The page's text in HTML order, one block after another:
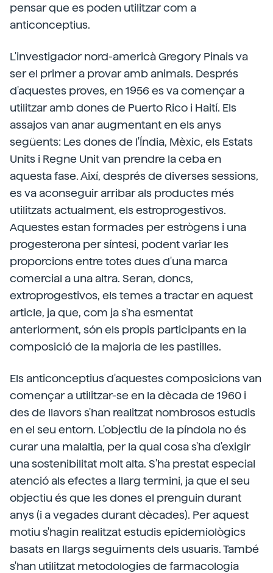
pensar que es poden utilitzar com a
anticonceptius.
L'investigador nord-americà Gregory Pinais va
ser el primer a provar amb animals. Després
d'aquestes proves, en 1956 es va començar a
utilitzar amb dones de Puerto Rico i Haití. Els
assajos van anar augmentant en els anys
següents: Les dones de l'Índia, Mèxic, els Estats
Units i Regne Unit van prendre la ceba en
aquesta fase. Així, després de diverses sessions,
es va aconseguir arribar als productes més
utilitzats actualment, els estroprogestivos.
Aquestes estan formades per estrògens i una
progesterona per síntesi, podent variar les
proporcions entre totes dues d'una marca
comercial a una altra. Seran, doncs,
extroprogestivos, els temes a tractar en aquest
article, ja que, com ja s'ha esmentat
anteriorment, són els propis participants en la
composició de la majoria de les pastilles.
Els anticonceptius d'aquestes composicions van
començar a utilitzar-se en la dècada de 1960 i
des de llavors s'han realitzat nombrosos estudis
en el seu entorn. L'objectiu de la píndola no és
curar una malaltia, per la qual cosa s'ha d'exigir
una sostenibilitat molt alta. S'ha prestat especial
atenció als efectes a llarg termini, ja que el seu
objectiu és que les dones el prenguin durant
anys (i a vegades durant dècades). Per aquest
motiu s'hagin realitzat estudis epidemiològics
basats en llargs seguiments dels usuaris. També
s'han utilitzat metodologies de farmacologia